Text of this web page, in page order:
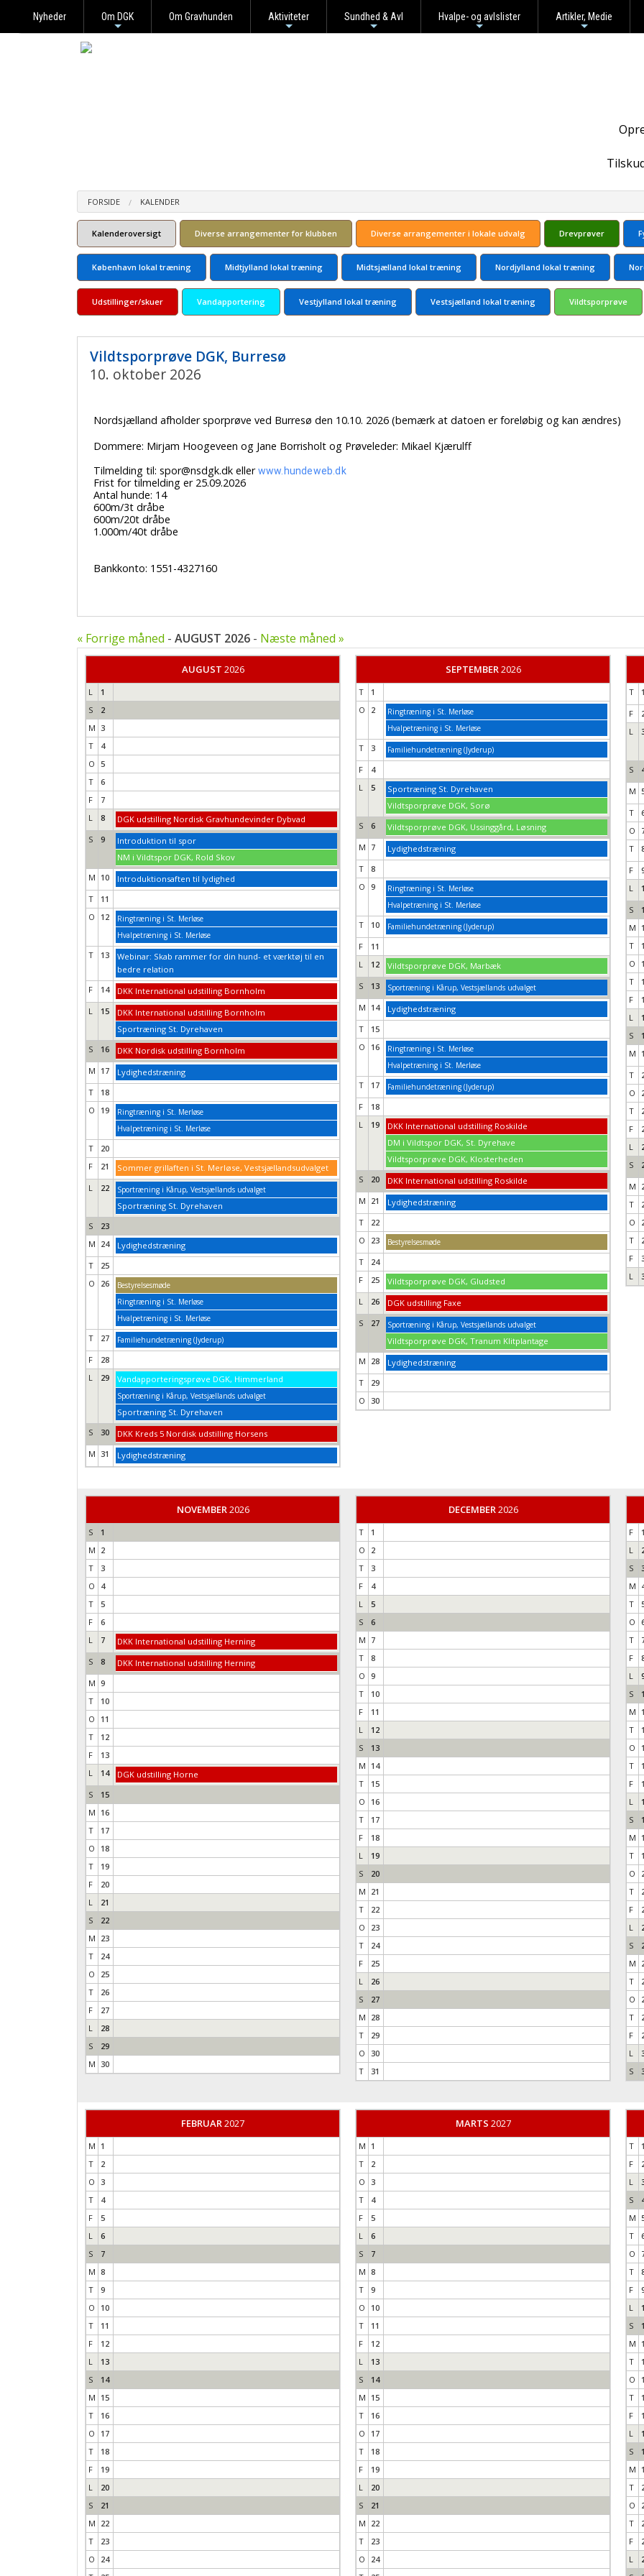
Nyheder Om DGK Om Gravhunden Aktiviteter Sundhed & Avl Hvalpe- og avlslister Artikler, Medie
FORSIDE KALENDER
Kalenderoversigt Diverse arrangementer for klubben Diverse arrangementer i lokale udvalg Drevprøver
København lokal træning Midtjylland lokal træning Midtsjælland lokal træning Nordjylland lokal træning
Udstillinger/skuer Vandapportering Vestjylland lokal træning Vestsjælland lokal træning Vildtsporprøve
Vildtsporprøve DGK, Burresø
10. oktober 2026
Nordsjælland afholder sporprøve ved Burresø den 10.10. 2026 (bemærk at datoen er foreløbig og kan ændres)
Dommere: Mirjam Hoogeveen og Jane Borrisholt og Prøveleder: Mikael Kjærulff
Tilmelding til: spor@nsdgk.dk ellerwww.hundeweb.dk
Frist for tilmelding er 25.09.2026
Antal hunde: 14
600m/3t dråbe
600m/20t dråbe
1.000m/40t dråbe
Bankkonto: 1551-4327160
« Forrige måned - AUGUST 2026 - Næste måned »
AUGUST 2026
L
1
S
2
M 3
T
4
O
5
T
6
F
7
L
8
DGK udstilling Nordisk Gravhundevinder Dybvad
S
9
Introduktion til spor
NM i Vildtspor DGK, Rold Skov
M 10
Introduktionsaften til lydighed
T
11
O
12
Ringtræning i St. Merløse
Hvalpetræning i St. Merløse
T 13
Webinar: Skab rammer for din hund- et værktøj til en
bedre relation
F
14
DKK International udstilling Bornholm
L
15
DKK International udstilling Bornholm
Sportræning St. Dyrehaven
S
16
DKK Nordisk udstilling Bornholm
M 17
Lydighedstræning
T
18
O
19
Ringtræning i St. Merløse
Hvalpetræning i St. Merløse
T
20
F
21
Sommer grillaften i St. Merløse, Vestsjællandsudvalget
L
22 Sportræning i Kårup, Vestsjællands udvalget
Sportræning St. Dyrehaven
S
23
M 24
Lydighedstræning
T
25
O
26
Bestyrelsesmøde
Ringtræning i St. Merløse
Hvalpetræning i St. Merløse
T 27 Familiehundetræning (Jyderup)
F
28
L
29 Vandapporteringsprøve DGK, Himmerland
Sportræning i Kårup, Vestsjællands udvalget
Sportræning St. Dyrehaven
S
30
DKK Kreds 5 Nordisk udstilling Horsens
M 31 Lydighedstræning
SEPTEMBER2026
T
1
O
2
Ringtræning i St. Merløse
Hvalpetræning i St. Merløse
T 3 Familiehundetræning (Jyderup)
F
4
L
5
Sportræning St. Dyrehaven
Vildtsporprøve DGK, Sorø
S
6
Vildtsporprøve DGK, Ussinggård, Løsning
M 7
Lydighedstræning
T
8
O 9
Ringtræning i St. Merløse
Hvalpetræning i St. Merløse
T 10 Familiehundetræning (Jyderup)
F
11
L
12
Vildtsporprøve DGK, Marbæk
S
13 Sportræning i Kårup, Vestsjællands udvalget
M 14
Lydighedstræning
T
15
O
16
Ringtræning i St. Merløse
Hvalpetræning i St. Merløse
T 17 Familiehundetræning (Jyderup)
F
18
L
19
DKK International udstilling Roskilde
DM i Vildtspor DGK, St. Dyrehave
Vildtsporprøve DGK, Klosterheden
S
20
DKK International udstilling Roskilde
M 21
Lydighedstræning
T
22
O
23 Bestyrelsesmøde
T
24
F
25
Vildtsporprøve DGK, Gludsted
L
26
DGK udstilling Faxe
S
27 Sportræning i Kårup, Vestsjællands udvalget
Vildtsporprøve DGK, Tranum Klitplantage
M 28
Lydighedstræning
T
29
O 30
T 1
F
L
S
M
T
O
T
F
L
S
M
T
O
T
F
L
S
M
T
O
T
F
L
S
M
T
O
T
F
L
NOVEMBER2026
S
1
M 2
T
3
O
4
T
5
F
6
L
7
DKK International udstilling Herning
S
8
DKK International udstilling Herning
M 9
T
10
O
11
T
12
F
13
L
14
DGK udstilling Horne
S
15
M 16
T
17
O
18
T
19
F
20
L
21
S
22
M 23
T
24
O
25
T
26
F
27
L
28
S
29
M 30
DECEMBER2026
T
1
O
2
T
3
F
4
L
5
S
6
M 7
T
8
O 9
T
10
F
11
L
12
S
13
M 14
T
15
O
16
T
17
F
18
L
19
S
20
M 21
T
22
O
23
T
24
F
25
L
26
S
27
M 28
T
29
O 30
T
31
F
1
L
S
M
T
O
T
F
L
S
M
T
O
T
F
L
S
M
T
O
T
F
L
S
M
T
O
T
F
L
S
FEBRUAR2027
M 1
T
2
O 3
T
4
F
5
L
6
S
7
M 8
T
9
O
10
T
11
F
12
L
13
S
14
M 15
T
16
O
17
T
18
F
19
L
20
S
21
M 22
T
23
O
24
MARTS 2027
M 1
T
2
O 3
T
4
F
5
L
6
S
7
M 8
T
9
O
10
T
11
F
12
L
13
S
14
M 15
T
16
O
17
T
18
F
19
L
20
S
21
M 22
T
23
O
24
T
1
F
L
S
M
T
O
T
F
L
S
M
T
O
T
F
L
S
M
T
O
T
F
L